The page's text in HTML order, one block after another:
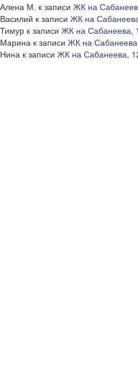
Алена М. к записи ЖК на
Василий к записи ЖК на
Тимур к записи ЖК на Сабанеева,
Марина к записи ЖК на
Нина к записи ЖК на Сабанеева,